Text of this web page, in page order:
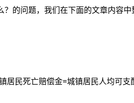
？的问题，我们在下面的文章内容
居民死亡赔偿金=城镇居民人均可